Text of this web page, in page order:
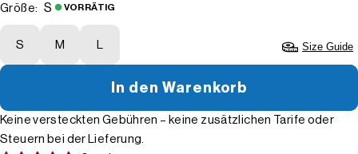
Größe:
S VORRÄTIG
S M Size Guide
In den Warenkorb
Keine versteckten Gebühren – keine zusätzlichen Tarife oder
Steuern bei der Lieferung.